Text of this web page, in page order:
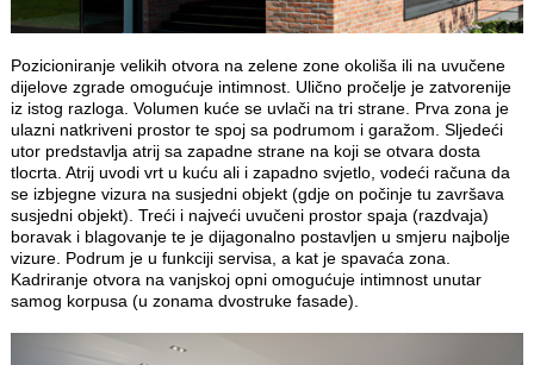
Pozicioniranje velikih otvora na zelene zone okoliša ili na uvučene
dijelove zgrade omogućuje intimnost. Ulično pročelje je zatvorenije
iz istog razloga. Volumen kuće se uvlači na tri strane. Prva zona je
ulazni natkriveni prostor te spoj sa podrumom i garažom. Sljedeći
utor predstavlja atrij sa zapadne strane na koji se otvara dosta
tlocrta. Atrij uvodi vrt u kuću ali i zapadno svjetlo, vodeći računa da
se izbjegne vizura na susjedni objekt (gdje on počinje tu završava
susjedni objekt). Treći i najveći uvučeni prostor spaja (razdvaja)
boravak i blagovanje te je dijagonalno postavljen u smjeru najbolje
vizure. Podrum je u funkciji servisa, a kat je spavaća zona.
Kadriranje otvora na vanjskoj opni omogućuje intimnost unutar
samog korpusa (u zonama dvostruke fasade).